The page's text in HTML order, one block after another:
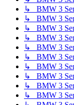
↳ BMW 3
↳ BMW 3
↳ BMW 3
↳ BMW 3
↳ BMW 3
↳ BMW 3
↳ BMW 3
↳ BMW 3
↳ BMW 3
↳ BMW 3